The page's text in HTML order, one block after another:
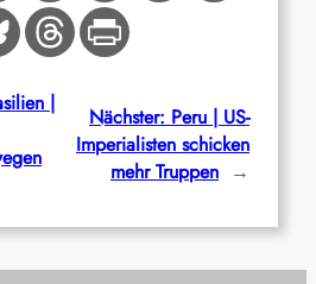
|
Nächster: Peru | US-
Imperialisten schicken
mehr Truppen →